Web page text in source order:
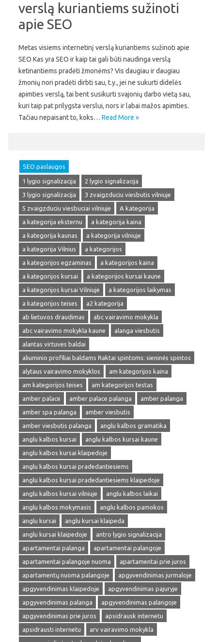
verslą kuriantiems sužinoti
apie SEO
Metas visiems internetinį verslą kuriantiems sužinoti apie
SEO Kas yra SEO ir kaip tai gali būti naudinga verslą
ketinantiems pradėti žmonėms? Vis daugiau ir daugiau
žmonių nori pradėti dirbti sau, t.y., jei ne sukurti didelės
apimties verslą, tai bent susikurti svajonių darbo vietą sau,
kuri taip pat prilygsta verslui, nors ir labai mažos apimties.
Tačiau nepaisant to, koks… Read More »
SEO paslaugos
1 lygio signalizacija
2 lygio signalizacija
3 lygio signalizacija
3 zvaigzduciu viesbutis vilniuje
5 zvaigzduciu viesbuciai vilniuje
A kategorija
a kategorija eksternu
a kategorija kaina
a kategorija kaunas
a kategorija vilniuje
a kategorija Vilnius
a kategorijos
a kategorijos egzaminas
a kategorijos kaina
a kategorijos kursai
a kategorijos kursai kaune
a kategorijos kursai Vilniuje
a kategorijos laikymas
a kategorijos teises
a2 kategorija
ab lietuvos draudimas
abc vairavimo mokykla
abc vairavimo mokykla kaune
alanga viesbutis
alantas virtuves baldai
aliuminio profiliai baldams Raktai spintoms: sieninės spintos
alytaus vairavimo mokyklos
am kategorijos kaina
am kategorijos teises
am kategorijos testas
amber palace
amber palace palanga
amber palanga
amber spa palanga
amber viesbutis
amber viesbutis palanga
anglu kalbos gramatika
anglu kalbos kursai
anglu kalbos kursai kaune
anglu kalbos kursai klaipedoje
anglu kalbos kursai pradedantiesiems
anglu kalbos kursai pradedantiesiems klaipedoje
anglu kalbos kursai vilniuje
anglu kalbos laikai
anglu kalbos mokymasis
anglu kalbos pamokos
anglu kursai
anglu kursai klaipeda
anglu kursai klaipedoje
antro lygio signalizacija
apartamentai palanga
apartamentai palangoje
apartamentai palangoje nuoma
apartamentai prie juros
apartamentų nuoma palangoje
apgyvendinimas jurmaloje
apgyvendinimas klaipedoje
apgyvendinimas pajuryje
apgyvendinimas palanga
apgyvendinimas palangoje
apgyvendinimas prie juros
apsidrausk internetu
apsidrausti internetu
arv vairavimo mokykla